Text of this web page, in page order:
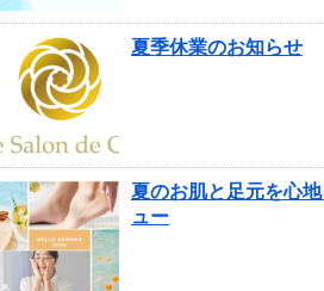
夏季休業のお知らせ
夏のお肌と足元を心
ュー